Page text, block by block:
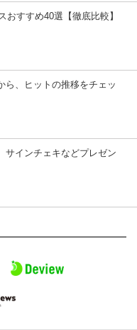
おすすめ40選【徹底比較】
ら、ヒットの推移をチェッ
サインチェキなどプレゼン